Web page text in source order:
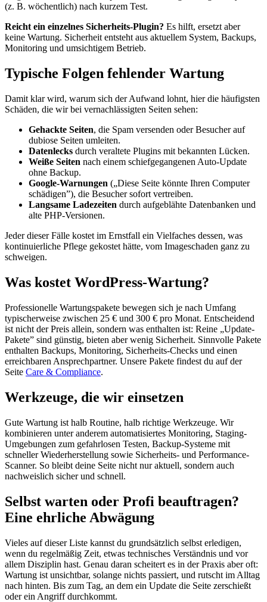
(z. B. wöchentlich) nach kurzem Test.
Reicht ein einzelnes Sicherheits-Plugin? Es hilft, ersetzt aber
keine Wartung. Sicherheit entsteht aus aktuellem System, Backups,
Monitoring und umsichtigem Betrieb.
Typische Folgen fehlender Wartung
Damit klar wird, warum sich der Aufwand lohnt, hier die häufigsten
Schäden, die wir bei vernachlässigten Seiten sehen:
Gehackte Seiten, die Spam versenden oder Besucher auf
dubiose Seiten umleiten.
Datenlecks durch veraltete Plugins mit bekannten Lücken.
Weiße Seiten nach einem schiefgegangenen Auto-Update
ohne Backup.
Google-Warnungen („Diese Seite könnte Ihren Computer
schädigen”), die Besucher sofort vertreiben.
Langsame Ladezeiten durch aufgeblähte Datenbanken und
alte PHP-Versionen.
Jeder dieser Fälle kostet im Ernstfall ein Vielfaches dessen, was
kontinuierliche Pflege gekostet hätte, vom Imageschaden ganz zu
schweigen.
Was kostet WordPress-Wartung?
Professionelle Wartungspakete bewegen sich je nach Umfang
typischerweise zwischen 25 € und 300 € pro Monat. Entscheidend
ist nicht der Preis allein, sondern was enthalten ist: Reine „Update-
Pakete” sind günstig, bieten aber wenig Sicherheit. Sinnvolle Pakete
enthalten Backups, Monitoring, Sicherheits-Checks und einen
erreichbaren Ansprechpartner. Unsere Pakete findest du auf der
Seite Care & Compliance.
Werkzeuge, die wir einsetzen
Gute Wartung ist halb Routine, halb richtige Werkzeuge. Wir
kombinieren unter anderem automatisiertes Monitoring, Staging-
Umgebungen zum gefahrlosen Testen, Backup-Systeme mit
schneller Wiederherstellung sowie Sicherheits- und Performance-
Scanner. So bleibt deine Seite nicht nur aktuell, sondern auch
nachweislich sicher und schnell.
Selbst warten oder Profi beauftragen?
Eine ehrliche Abwägung
Vieles auf dieser Liste kannst du grundsätzlich selbst erledigen,
wenn du regelmäßig Zeit, etwas technisches Verständnis und vor
allem Disziplin hast. Genau daran scheitert es in der Praxis aber oft:
Wartung ist unsichtbar, solange nichts passiert, und rutscht im Alltag
nach hinten. Bis zum Tag, an dem ein Update die Seite zerschießt
oder ein Angriff durchkommt.